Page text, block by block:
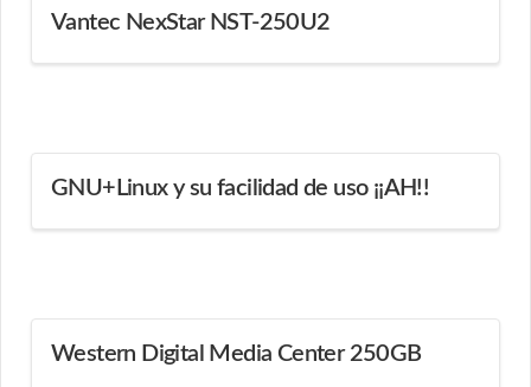
Vantec NexStar NST-250U2
GNU+Linux y su facilidad de uso ¡¡AH!!
Western Digital Media Center 250GB